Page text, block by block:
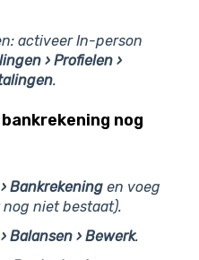
activeer In-person
› Profielen ›
.
nog
Bankrekening en voeg
niet bestaat).
Balansen › Bewerk.